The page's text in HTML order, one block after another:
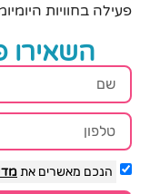
פעילה בחוויות
השאירו
הנכם מאשרים את